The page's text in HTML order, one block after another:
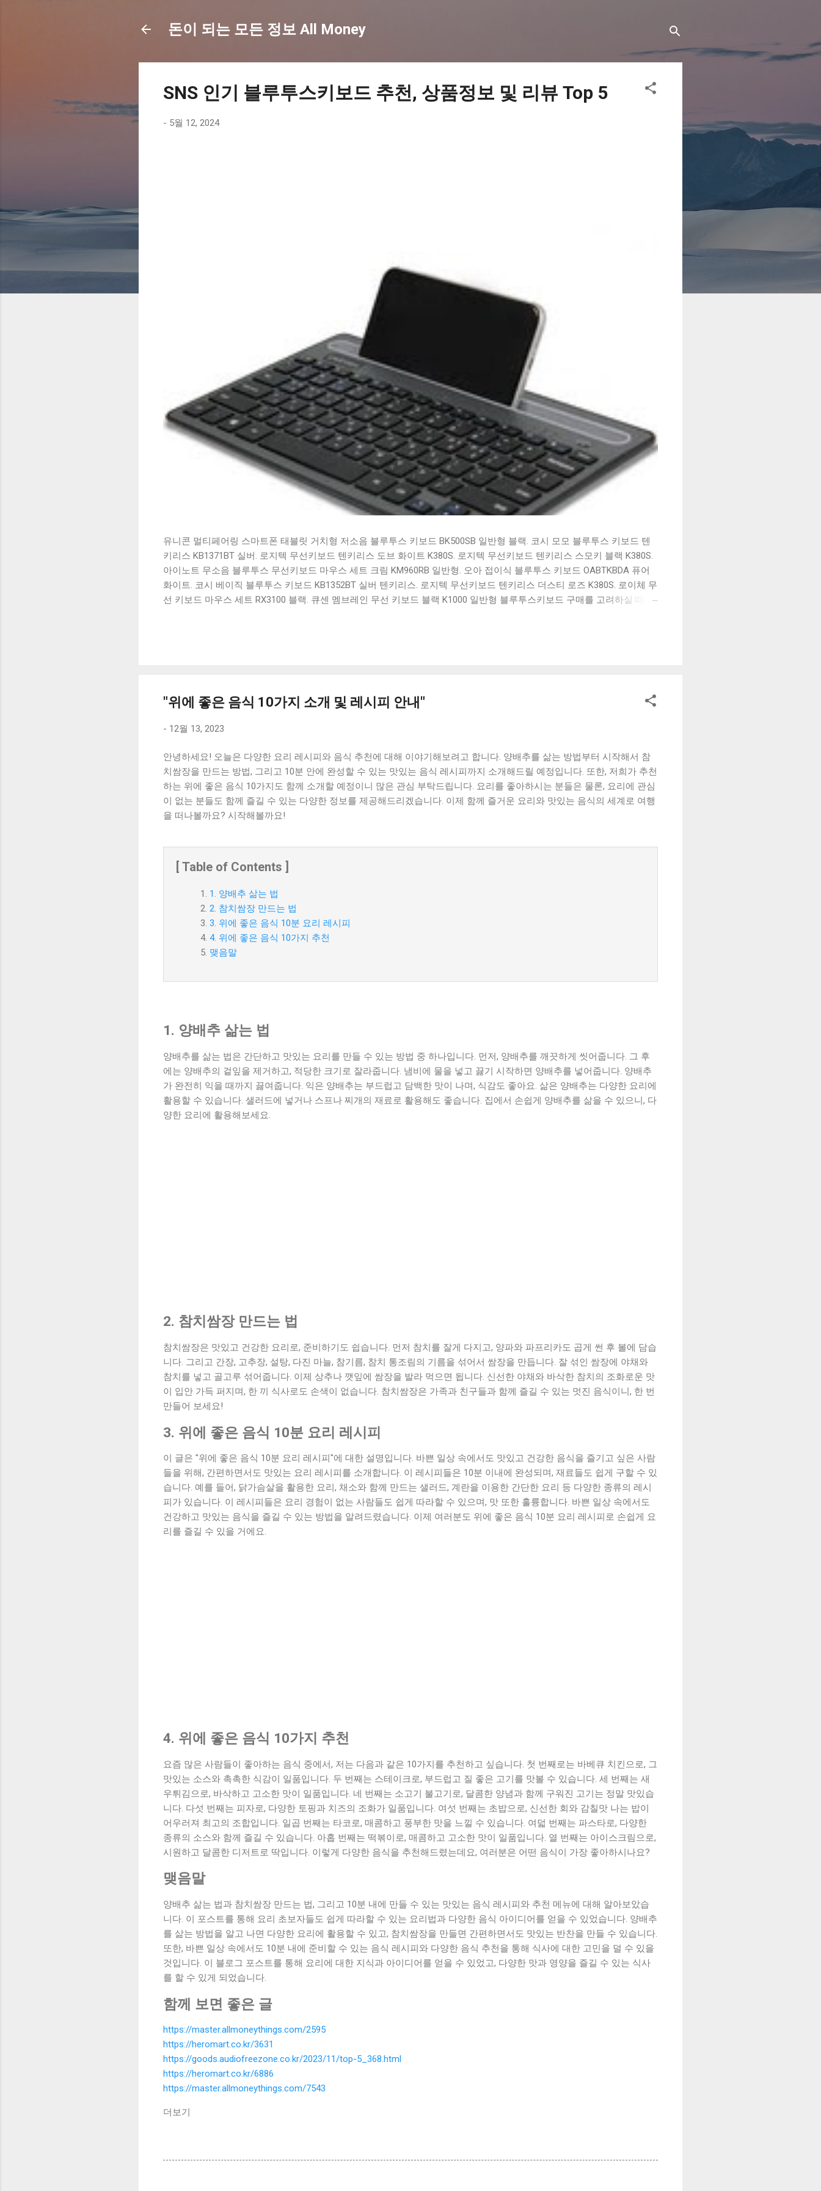
돈이 되는 모든 정보 All Money
SNS 인기 블루투스키보드 추천, 상품정보 및 리뷰 Top 5
- 5월 12, 2024
유니콘 멀티페어링 스마트폰 태블릿 거치형 저소음 블루투스 키보드 BK500SB 일반형 블랙. 코시 모모 블루투스 키보드 텐
키리스 KB1371BT 실버. 로지텍 무선키보드 텐키리스 도브 화이트 K380S. 로지텍 무선키보드 텐키리스 스모키 블랙 K380S.
아이노트 무소음 블루투스 무선키보드 마우스 세트 크림 KM960RB 일반형. 오아 접이식 블루투스 키보드 OABTKBDA 퓨어
화이트. 코시 베이직 블루투스 키보드 KB1352BT 실버 텐키리스. 로지텍 무선키보드 텐키리스 더스티 로즈 K380S. 로이체 무
선 키보드 마우스 세트 RX3100 블랙. 큐센 멤브레인 무선 키보드 블랙 K1000 일반형 블루투스키보드 구매를 고려하실 때, 추
"위에 좋은 음식 10가지 소개 및 레시피 안내"
- 12월 13, 2023
안녕하세요! 오늘은 다양한 요리 레시피와 음식 추천에 대해 이야기해보려고 합니다. 양배추를 삶는 방법부터 시작해서 참
치쌈장을 만드는 방법, 그리고 10분 안에 완성할 수 있는 맛있는 음식 레시피까지 소개해드릴 예정입니다. 또한, 저희가 추천
하는 위에 좋은 음식 10가지도 함께 소개할 예정이니 많은 관심 부탁드립니다. 요리를 좋아하시는 분들은 물론, 요리에 관심
이 없는 분들도 함께 즐길 수 있는 다양한 정보를 제공해드리겠습니다. 이제 함께 즐거운 요리와 맛있는 음식의 세계로 여행
을 떠나볼까요? 시작해볼까요!
[ Table of Contents ]
1. 양배추 삶는 법
2. 참치쌈장 만드는 법
3. 위에 좋은 음식 10분 요리 레시피
4. 위에 좋은 음식 10가지 추천
맺음말
1. 양배추 삶는 법
양배추를 삶는 법은 간단하고 맛있는 요리를 만들 수 있는 방법 중 하나입니다. 먼저, 양배추를 깨끗하게 씻어줍니다. 그 후
에는 양배추의 겉잎을 제거하고, 적당한 크기로 잘라줍니다. 냄비에 물을 넣고 끓기 시작하면 양배추를 넣어줍니다. 양배추
가 완전히 익을 때까지 끓여줍니다. 익은 양배추는 부드럽고 담백한 맛이 나며, 식감도 좋아요. 삶은 양배추는 다양한 요리에
활용할 수 있습니다. 샐러드에 넣거나 스프나 찌개의 재료로 활용해도 좋습니다. 집에서 손쉽게 양배추를 삶을 수 있으니, 다
양한 요리에 활용해보세요.
2. 참치쌈장 만드는 법
참치쌈장은 맛있고 건강한 요리로, 준비하기도 쉽습니다. 먼저 참치를 잘게 다지고, 양파와 파프리카도 곱게 썬 후 볼에 담습
니다. 그리고 간장, 고추장, 설탕, 다진 마늘, 참기름, 참치 통조림의 기름을 섞어서 쌈장을 만듭니다. 잘 섞인 쌈장에 야채와
참치를 넣고 골고루 섞어줍니다. 이제 상추나 깻잎에 쌈장을 발라 먹으면 됩니다. 신선한 야채와 바삭한 참치의 조화로운 맛
이 입안 가득 퍼지며, 한 끼 식사로도 손색이 없습니다. 참치쌈장은 가족과 친구들과 함께 즐길 수 있는 멋진 음식이니, 한 번
만들어 보세요!
3. 위에 좋은 음식 10분 요리 레시피
이 글은 "위에 좋은 음식 10분 요리 레시피"에 대한 설명입니다. 바쁜 일상 속에서도 맛있고 건강한 음식을 즐기고 싶은 사람
들을 위해, 간편하면서도 맛있는 요리 레시피를 소개합니다. 이 레시피들은 10분 이내에 완성되며, 재료들도 쉽게 구할 수 있
습니다. 예를 들어, 닭가슴살을 활용한 요리, 채소와 함께 만드는 샐러드, 계란을 이용한 간단한 요리 등 다양한 종류의 레시
피가 있습니다. 이 레시피들은 요리 경험이 없는 사람들도 쉽게 따라할 수 있으며, 맛 또한 훌륭합니다. 바쁜 일상 속에서도
건강하고 맛있는 음식을 즐길 수 있는 방법을 알려드렸습니다. 이제 여러분도 위에 좋은 음식 10분 요리 레시피로 손쉽게 요
리를 즐길 수 있을 거에요.
4. 위에 좋은 음식 10가지 추천
요즘 많은 사람들이 좋아하는 음식 중에서, 저는 다음과 같은 10가지를 추천하고 싶습니다. 첫 번째로는 바베큐 치킨으로, 그
맛있는 소스와 촉촉한 식감이 일품입니다. 두 번째는 스테이크로, 부드럽고 질 좋은 고기를 맛볼 수 있습니다. 세 번째는 새
우튀김으로, 바삭하고 고소한 맛이 일품입니다. 네 번째는 소고기 불고기로, 달콤한 양념과 함께 구워진 고기는 정말 맛있습
니다. 다섯 번째는 피자로, 다양한 토핑과 치즈의 조화가 일품입니다. 여섯 번째는 초밥으로, 신선한 회와 감칠맛 나는 밥이
어우러져 최고의 조합입니다. 일곱 번째는 타코로, 매콤하고 풍부한 맛을 느낄 수 있습니다. 여덟 번째는 파스타로, 다양한
종류의 소스와 함께 즐길 수 있습니다. 아홉 번째는 떡볶이로, 매콤하고 고소한 맛이 일품입니다. 열 번째는 아이스크림으로,
시원하고 달콤한 디저트로 딱입니다. 이렇게 다양한 음식을 추천해드렸는데요, 여러분은 어떤 음식이 가장 좋아하시나요?
맺음말
양배추 삶는 법과 참치쌈장 만드는 법, 그리고 10분 내에 만들 수 있는 맛있는 음식 레시피와 추천 메뉴에 대해 알아보았습
니다. 이 포스트를 통해 요리 초보자들도 쉽게 따라할 수 있는 요리법과 다양한 음식 아이디어를 얻을 수 있었습니다. 양배추
를 삶는 방법을 알고 나면 다양한 요리에 활용할 수 있고, 참치쌈장을 만들면 간편하면서도 맛있는 반찬을 만들 수 있습니다.
또한, 바쁜 일상 속에서도 10분 내에 준비할 수 있는 음식 레시피와 다양한 음식 추천을 통해 식사에 대한 고민을 덜 수 있을
것입니다. 이 블로그 포스트를 통해 요리에 대한 지식과 아이디어를 얻을 수 있었고, 다양한 맛과 영양을 즐길 수 있는 식사
를 할 수 있게 되었습니다.
함께 보면 좋은 글
https://master.allmoneythings.com/2595
https://heromart.co.kr/3631
https://goods.audiofreezone.co.kr/2023/11/top-5_368.html
https://heromart.co.kr/6886
https://master.allmoneythings.com/7543
더보기